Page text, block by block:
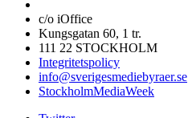
c/o iOffice
Kungsgatan 60, 1 tr.
111 22 STOCKHOLM
Integritetspolicy
info@sverigesmediebyraer.se
StockholmMediaWeek